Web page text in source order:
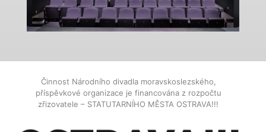
Činnost Národního divadla moravskoslezského,
příspěvkové organizace je financována z rozpočtu
zřizovatele – STATUTARNÍHO MĚSTA OSTRAVA!!!